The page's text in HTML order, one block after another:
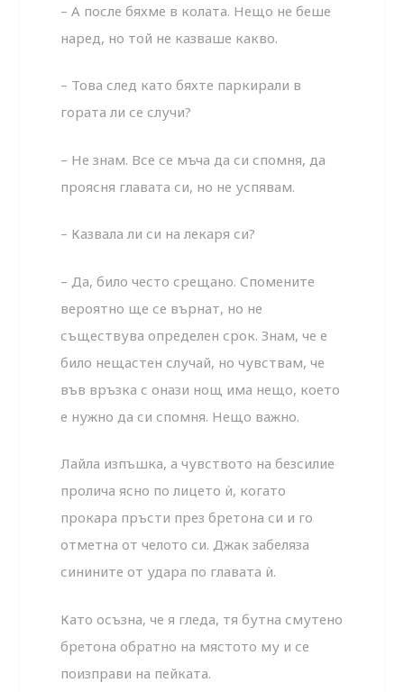
– А после бяхме в колата. Нещо не беше
наред, но той не казваше какво.
– Това след като бяхте паркирали в
гората ли се случи?
– Не знам. Все се мъча да си спомня, да
проясня главата си, но не успявам.
– Казвала ли си на лекаря си?
– Да, било често срещано. Спомените
вероятно ще се върнат, но не
съществува определен срок. Знам, че е
било нещастен случай, но чувствам, че
във връзка с онази нощ има нещо, което
е нужно да си спомня. Нещо важно.
Лайла изпъшка, а чувството на безсилие
пролича ясно по лицето ѝ, когато
прокара пръсти през бретона си и го
отметна от челото си. Джак забеляза
синините от удара по главата ѝ.
Като осъзна, че я гледа, тя бутна смутено
бретона обратно на мястото му и се
поизправи на пейката.